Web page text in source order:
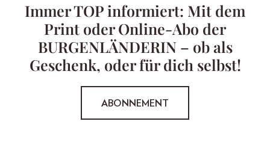
Immer TOP informiert: Mit dem
Print oder Online-Abo der
BURGENLÄNDERIN – ob als
Geschenk, oder für dich selbst!
ABONNEMENT